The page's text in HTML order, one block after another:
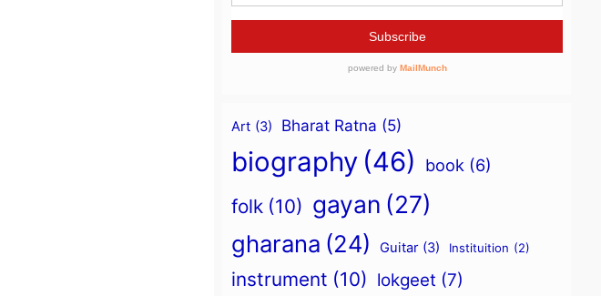
Art (3) Bharat Ratna (5)
biography (46) book (6)
folk (10) gayan (27)
gharana (24) Guitar (3) Instituition (2)
instrument (10) lokgeet (7)